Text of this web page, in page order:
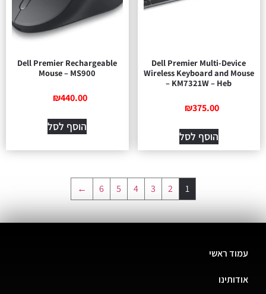
Dell Premier Multi-Device
Wireless Keyboard and Mouse
– KM7321W – Heb
₪375.00
הוסף לסל
Dell Premier Rechargeable
Mouse – MS900
₪440.00
הוסף לסל
1
2
3
4
5
6
←
עמוד ראשי
אודותינו